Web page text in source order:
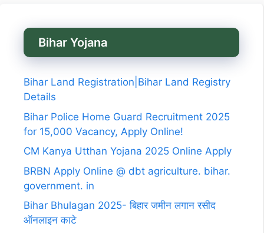
Bihar Yojana
Bihar Land Registration|Bihar Land Registry
Details
Bihar Police Home Guard Recruitment 2025
for 15,000 Vacancy, Apply Online!
CM Kanya Utthan Yojana 2025 Online Apply
BRBN Apply Online @ dbt agriculture. bihar.
government. in
Bihar Bhulagan 2025- बिहार जमीन लगान रसीद
ऑनलाइन काटे